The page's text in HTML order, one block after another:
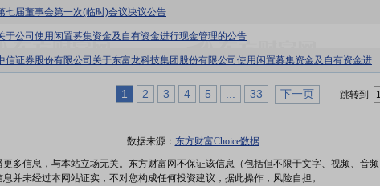
七届董事会第一次(临时)会议决议公告
于公司使用闲置募集资金及自有资金进行现金管理的公告
东富龙:中信证券股份有限公司关于东富龙科技集团股份有限公司使用闲置募集资金及自有资金进行现金管理的核查意见
1 2 3 4 5 33 下一页 跳转到
数据来源： 东方财富Choice数据
多信息，与本站立场无关。东方财富网不保证该信息（包括但不限于文字、视频、音
并未经过本网站证实，不对您构成任何投资建议，据此操作，风险自担。